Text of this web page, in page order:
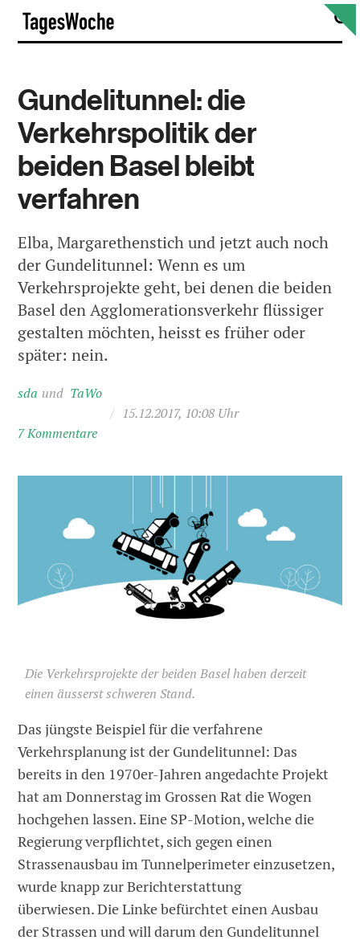
Skip
content
Gundelitunnel: die
Verkehrspolitik der
beiden Basel bleibt
verfahren
Elba, Margarethenstich und jetzt auch noch
der Gundelitunnel: Wenn es um
Verkehrsprojekte geht, bei denen die beiden
Basel den Agglomerationsverkehr flüssiger
gestalten möchten, heisst es früher oder
später: nein.
sda
TaWo
/ 15.12.2017, 10:08 Uhr
7 Kommentare
Die Verkehrsprojekte der beiden Basel haben derzeit
einen äusserst schweren Stand.
Das jüngste Beispiel für die verfahrene
Verkehrsplanung ist der Gundelitunnel: Das
bereits in den 1970er-Jahren angedachte Projekt
hat am Donnerstag im Grossen Rat die Wogen
hochgehen lassen. Eine SP-Motion, welche die
Regierung verpflichtet, sich gegen einen
Strassenausbau im Tunnelperimeter einzusetzen,
wurde knapp zur Berichterstattung
überwiesen. Die Linke befürchtet einen Ausbau
der Strassen und will darum den Gundelitunnel